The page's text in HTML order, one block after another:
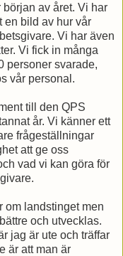
av året. Vi har
en bild av hur vår
Vi har även
Vi fick in många
personer svarade,
vår personal.
till den QPS
år. Vi känner ett
frågeställningar
att ge oss
vad vi kan göra för
om landstinget men
och utvecklas.
jag är ute och träffar
är att man är